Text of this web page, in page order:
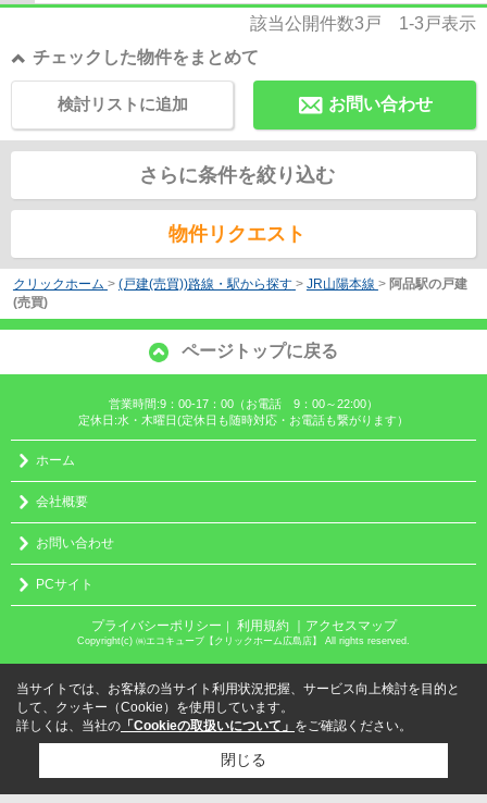
コ 徒歩12分 ☆つくし幼稚園 徒歩7分 ☆阿品...
該当公開件数3 戸 1-3 戸表示
チェックした物件をまとめて
お問い合わせ
検討リストに追加
さらに条件を絞り込む
物件リクエスト
クリックホーム > (戸建(売買))路線・駅から探す > JR山陽本線 > 阿品駅の戸建
(売買)
ページトップに戻る
営業時間:9：00-17：00（お電話 9：00～22:00）
定休日:水・木曜日(定休日も随時対応・お電話も繋がります）
ホーム
会社概要
お問い合わせ
PCサイト
プライバシーポリシー ｜ 利用規約 ｜アクセスマップ
Copyright(c) ㈱エコキューブ【クリックホーム広島店】 All rights reserved.
当サイトでは、お客様の当サイト利用状況把握、サービス向上検討を目的と
して、クッキー（Cookie）を使用しています。
詳しくは、当社の 「Cookieの取扱いについて」 をご確認ください。
閉じる